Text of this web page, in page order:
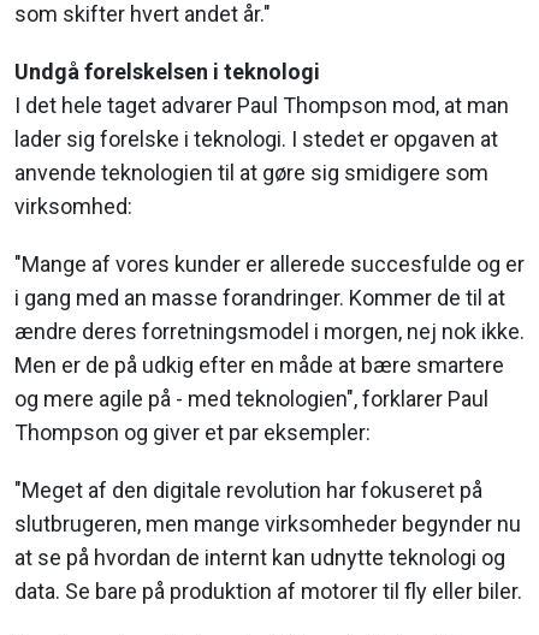
som skifter hvert andet år."
Undgå forelskelsen i teknologi
I det hele taget advarer Paul Thompson mod, at man
lader sig forelske i teknologi. I stedet er opgaven at
anvende teknologien til at gøre sig smidigere som
virksomhed:
"Mange af vores kunder er allerede succesfulde og er
i gang med an masse forandringer. Kommer de til at
ændre deres forretningsmodel i morgen, nej nok ikke.
Men er de på udkig efter en måde at bære smartere
og mere agile på - med teknologien", forklarer Paul
Thompson og giver et par eksempler:
"Meget af den digitale revolution har fokuseret på
slutbrugeren, men mange virksomheder begynder nu
at se på hvordan de internt kan udnytte teknologi og
data. Se bare på produktion af motorer til fly eller biler.